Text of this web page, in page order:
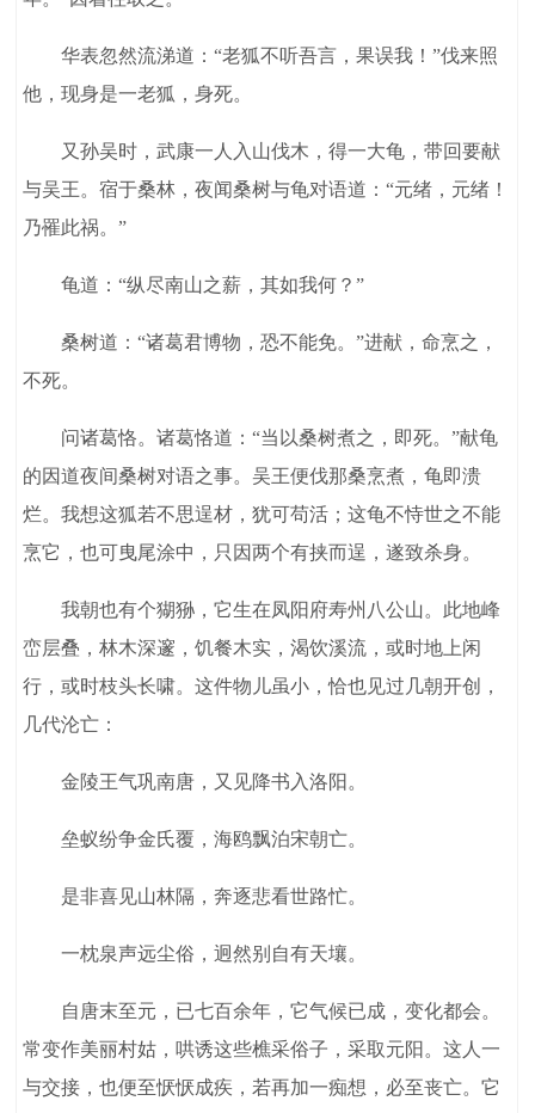
华表忽然流涕道：“老狐不听吾言，果误我！”伐来照
他，现身是一老狐，身死。
又孙吴时，武康一人入山伐木，得一大龟，带回要献
与吴王。宿于桑林，夜闻桑树与龟对语道：“元绪，元绪！
乃罹此祸。”
龟道：“纵尽南山之薪，其如我何？”
桑树道：“诸葛君博物，恐不能免。”进献，命烹之，
不死。
问诸葛恪。诸葛恪道：“当以桑树煮之，即死。”献龟
的因道夜间桑树对语之事。吴王便伐那桑烹煮，龟即溃
烂。我想这狐若不思逞材，犹可苟活；这龟不恃世之不能
烹它，也可曳尾涂中，只因两个有挟而逞，遂致杀身。
我朝也有个猢狲，它生在凤阳府寿州八公山。此地峰
峦层叠，林木深邃，饥餐木实，渴饮溪流，或时地上闲
行，或时枝头长啸。这件物儿虽小，恰也见过几朝开创，
几代沦亡：
金陵王气巩南唐，又见降书入洛阳。
垒蚁纷争金氏覆，海鸥飘泊宋朝亡。
是非喜见山林隔，奔逐悲看世路忙。
一枕泉声远尘俗，迥然别自有天壤。
自唐末至元，已七百余年，它气候已成，变化都会。
常变作美丽村姑，哄诱这些樵采俗子，采取元阳。这人一
与交接，也便至恹恹成疾，若再加一痴想，必至丧亡。它